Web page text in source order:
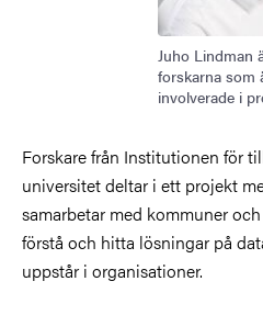
Juho Lindman
forskarna som
involverade i
Forskare från Institutionen för
universitet deltar i ett projekt
samarbetar med kommuner
förstå och hitta lösningar på
uppstår i organisationer.